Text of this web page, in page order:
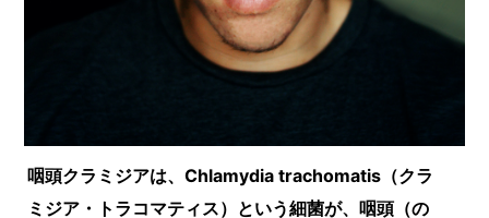
咽頭クラミジアは、Chlamydia trachomatis（クラ
ミジア・トラコマティス）という細菌が、咽頭（の